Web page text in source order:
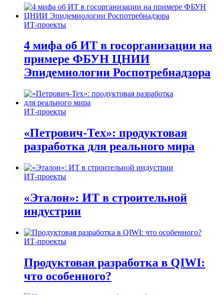
ИТ-проекты
4 мифа об ИТ в госорганизации на
примере ФБУН ЦНИИ
Эпидемиологии Роспотребнадзора
ИТ-проекты
«Петрович-Тех»: продуктовая
разработка для реального мира
ИТ-проекты
«Эталон»: ИТ в строительной
индустрии
ИТ-проекты
Продуктовая разработка в QIWI:
что особенного?